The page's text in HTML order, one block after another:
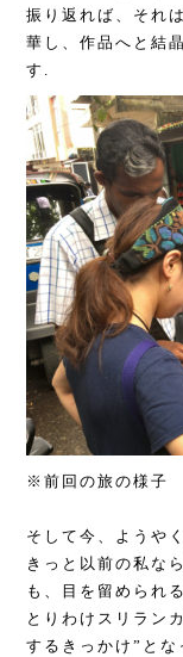
振り返れば、それ
華し、作品へと結
す.
※前回の旅の様子
そして今、ようや
きっと以前の私な
も、目を留められ
とりわけスリラン
するきっかけ”とな